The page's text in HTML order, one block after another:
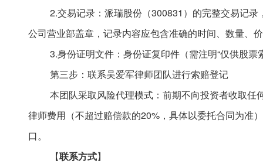
2.交易记录：派瑞股份（300831）的完整交易记
公司营业部盖章，记录内容应包含准确的时间、数量、
3.身份证明文件：身份证复印件（需注明“仅供股票
第三步：联系吴爱军律师团队进行索赔登记
本团队采取风险代理模式：前期不向投资者收取
律师费用（不超过赔偿款的20%，具体以委托合同为准
口。
【联系方式】